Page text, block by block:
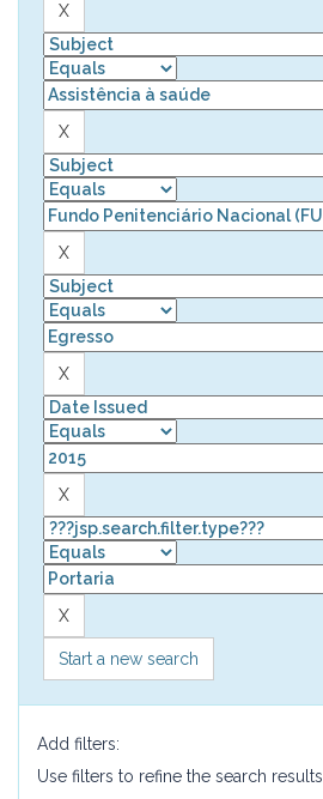
Start a new search
Add filters:
Use filters to refine the search results.